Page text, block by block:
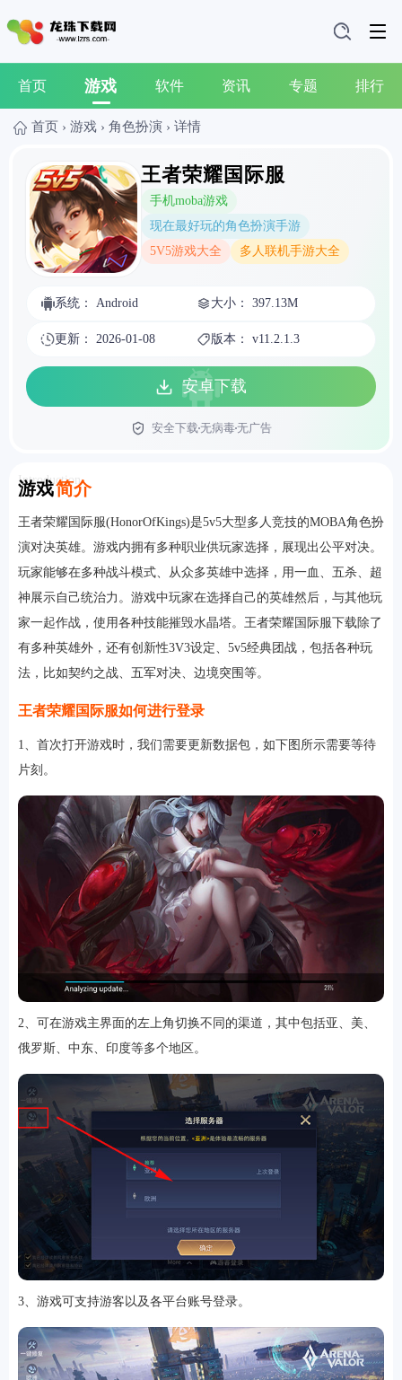
资讯
首页 游戏 软件 资讯 专题 排行
首页 › 游戏 › 角色扮演 › 详情
王者荣耀国际服
手机moba游戏
现在最好玩的角色扮演手游
5V5游戏大全
多人联机手游大全
系统： Android 大小： 397.13M
更新： 2026-01-08 版本： v11.2.1.3
安卓下载
安全下载无病毒无广告
游戏简介
Introduction
王者荣耀国际服(HonorOfKings)是5v5大型多人竞技的MOBA角色扮
演对决英雄。游戏内拥有多种职业供玩家选择，展现出公平对决。
玩家能够在多种战斗模式、从众多英雄中选择，用一血、五杀、超
神展示自己统治力。游戏中玩家在选择自己的英雄然后，与其他玩
家一起作战，使用各种技能摧毁水晶塔。王者荣耀国际服下载除了
有多种英雄外，还有创新性3V3设定、5v5经典团战，包括各种玩
法，比如契约之战、五军对决、边境突围等。
王者荣耀国际服如何进行登录
1、首次打开游戏时，我们需要更新数据包，如下图所示需要等待
片刻。
2、可在游戏主界面的左上角切换不同的渠道，其中包括亚、美、
俄罗斯、中东、印度等多个地区。
3、游戏可支持游客以及各平台账号登录。